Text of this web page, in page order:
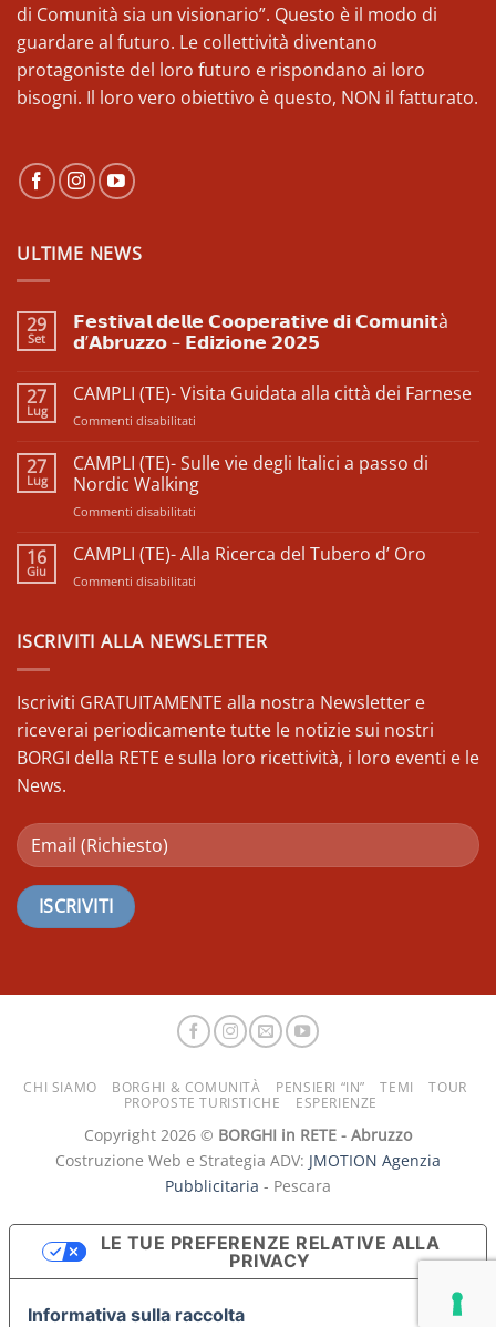
di Comunità sia un visionario”. Questo è il modo di
guardare al futuro. Le collettività diventano
protagoniste del loro futuro e rispondano ai loro
bisogni. Il loro vero obiettivo è questo, NON il fatturato.
ULTIME NEWS
29
Set
𝗙𝗲𝘀𝘁𝗶𝘃𝗮𝗹 𝗱𝗲𝗹𝗹𝗲 𝗖𝗼𝗼𝗽𝗲𝗿𝗮𝘁𝗶𝘃𝗲 𝗱𝗶 𝗖𝗼𝗺𝘂𝗻𝗶𝘁à
𝗱’𝗔𝗯𝗿𝘂𝘇𝘇𝗼 – 𝗘𝗱𝗶𝘇𝗶𝗼𝗻𝗲 𝟮𝟬𝟮𝟱
su
𝗱𝗲𝗹𝗹𝗲
𝗖𝗼𝗺𝘂𝗻𝗶𝘁à
𝗱’𝗔𝗯𝗿𝘂𝘇𝘇𝗼
–
𝗘𝗱𝗶𝘇𝗶𝗼𝗻𝗲
27
Lug
CAMPLI (TE)- Visita Guidata alla città dei Farnese
Commenti disabilitati
(TE)-
Guidata
dei
27
Lug
CAMPLI (TE)- Sulle vie degli Italici a passo di
Nordic Walking
Commenti disabilitati
(TE)-
a
Nordic
16
Giu
CAMPLI (TE)- Alla Ricerca del Tubero d’ Oro
Commenti disabilitati
Alla
Tubero
d’
Oro
ISCRIVITI ALLA NEWSLETTER
Iscriviti GRATUITAMENTE alla nostra Newsletter e
riceverai periodicamente tutte le notizie sui nostri
BORGI della RETE e sulla loro ricettività, i loro eventi e le
News.
CHI SIAMO BORGHI & COMUNITÀ PENSIERI “IN” TEMI
TOUR
PROPOSTE TURISTICHE
ESPERIENZE
Copyright 2026 © BORGHI in RETE - Abruzzo
Costruzione Web e Strategia ADV: JMOTION Agenzia
Pubblicitaria - Pescara
Informativa sulla raccolta
LE TUE PREFERENZE RELATIVE ALLA
PRIVACY